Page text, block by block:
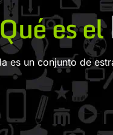
es el
es un conjunto de